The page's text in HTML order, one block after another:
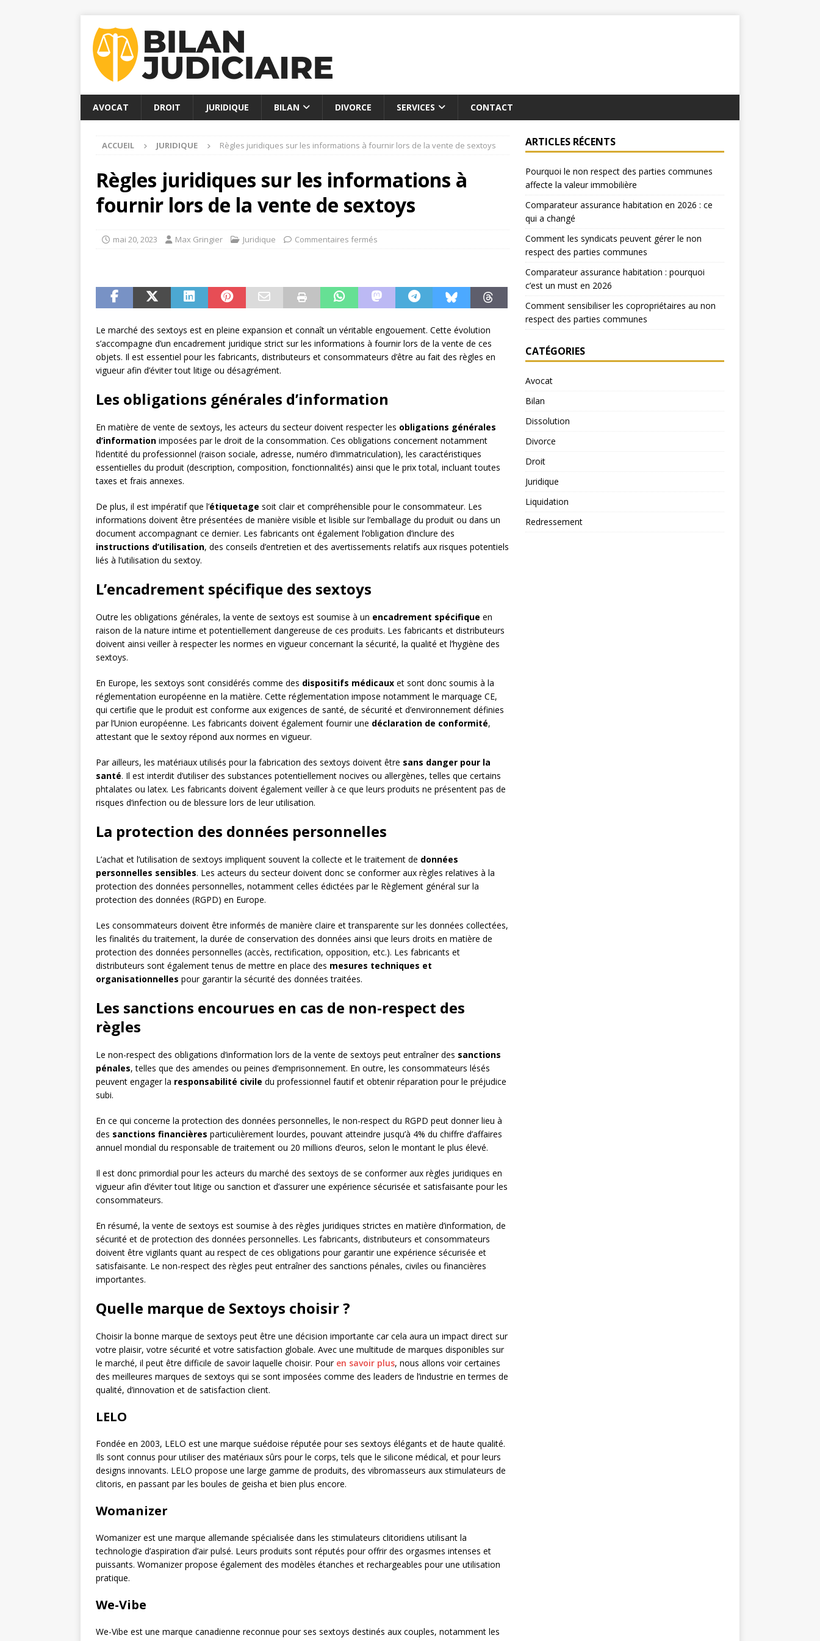
AVOCAT DROIT JURIDIQUE BILAN DIVORCE SERVICES CONTACT
ACCUEIL JURIDIQUE Règles juridiques sur les informations à fournir lors de la vente de sextoys
Règles juridiques sur les informations à
fournir lors de la vente de sextoys
mai 20, 2023 Max Gringier Juridique Commentaires fermés
Le marché des sextoys est en pleine expansion et connaît un véritable engouement. Cette évolution
s’accompagne d’un encadrement juridique strict sur les informations à fournir lors de la vente de ces
objets. Il est essentiel pour les fabricants, distributeurs et consommateurs d’être au fait des règles en
vigueur afin d’éviter tout litige ou désagrément.
Les obligations générales d’information
En matière de vente de sextoys, les acteurs du secteur doivent respecter les obligations générales
d’information imposées par le droit de la consommation. Ces obligations concernent notamment
l’identité du professionnel (raison sociale, adresse, numéro d’immatriculation), les caractéristiques
essentielles du produit (description, composition, fonctionnalités) ainsi que le prix total, incluant toutes
taxes et frais annexes.
De plus, il est impératif que l’étiquetage soit clair et compréhensible pour le consommateur. Les
informations doivent être présentées de manière visible et lisible sur l’emballage du produit ou dans un
document accompagnant ce dernier. Les fabricants ont également l’obligation d’inclure des
instructions d’utilisation, des conseils d’entretien et des avertissements relatifs aux risques potentiels
liés à l’utilisation du sextoy.
L’encadrement spécifique des sextoys
Outre les obligations générales, la vente de sextoys est soumise à un encadrement spécifique en
raison de la nature intime et potentiellement dangereuse de ces produits. Les fabricants et distributeurs
doivent ainsi veiller à respecter les normes en vigueur concernant la sécurité, la qualité et l’hygiène des
sextoys.
En Europe, les sextoys sont considérés comme des dispositifs médicaux et sont donc soumis à la
réglementation européenne en la matière. Cette réglementation impose notamment le marquage CE,
qui certifie que le produit est conforme aux exigences de santé, de sécurité et d’environnement définies
par l’Union européenne. Les fabricants doivent également fournir une déclaration de conformité,
attestant que le sextoy répond aux normes en vigueur.
Par ailleurs, les matériaux utilisés pour la fabrication des sextoys doivent être sans danger pour la
santé. Il est interdit d’utiliser des substances potentiellement nocives ou allergènes, telles que certains
phtalates ou latex. Les fabricants doivent également veiller à ce que leurs produits ne présentent pas de
risques d’infection ou de blessure lors de leur utilisation.
La protection des données personnelles
L’achat et l’utilisation de sextoys impliquent souvent la collecte et le traitement de données
personnelles sensibles. Les acteurs du secteur doivent donc se conformer aux règles relatives à la
protection des données personnelles, notamment celles édictées par le Règlement général sur la
protection des données (RGPD) en Europe.
Les consommateurs doivent être informés de manière claire et transparente sur les données collectées,
les finalités du traitement, la durée de conservation des données ainsi que leurs droits en matière de
protection des données personnelles (accès, rectification, opposition, etc.). Les fabricants et
distributeurs sont également tenus de mettre en place des mesures techniques et
organisationnelles pour garantir la sécurité des données traitées.
Les sanctions encourues en cas de non-respect des
règles
Le non-respect des obligations d’information lors de la vente de sextoys peut entraîner des sanctions
pénales, telles que des amendes ou peines d’emprisonnement. En outre, les consommateurs lésés
peuvent engager la responsabilité civile du professionnel fautif et obtenir réparation pour le préjudice
subi.
En ce qui concerne la protection des données personnelles, le non-respect du RGPD peut donner lieu à
des sanctions financières particulièrement lourdes, pouvant atteindre jusqu’à 4% du chiffre d’affaires
annuel mondial du responsable de traitement ou 20 millions d’euros, selon le montant le plus élevé.
Il est donc primordial pour les acteurs du marché des sextoys de se conformer aux règles juridiques en
vigueur afin d’éviter tout litige ou sanction et d’assurer une expérience sécurisée et satisfaisante pour les
consommateurs.
En résumé, la vente de sextoys est soumise à des règles juridiques strictes en matière d’information, de
sécurité et de protection des données personnelles. Les fabricants, distributeurs et consommateurs
doivent être vigilants quant au respect de ces obligations pour garantir une expérience sécurisée et
satisfaisante. Le non-respect des règles peut entraîner des sanctions pénales, civiles ou financières
importantes.
Quelle marque de Sextoys choisir ?
Choisir la bonne marque de sextoys peut être une décision importante car cela aura un impact direct sur
votre plaisir, votre sécurité et votre satisfaction globale. Avec une multitude de marques disponibles sur
le marché, il peut être difficile de savoir laquelle choisir. Pour en savoir plus, nous allons voir certaines
des meilleures marques de sextoys qui se sont imposées comme des leaders de l’industrie en termes de
qualité, d’innovation et de satisfaction client.
LELO
Fondée en 2003, LELO est une marque suédoise réputée pour ses sextoys élégants et de haute qualité.
Ils sont connus pour utiliser des matériaux sûrs pour le corps, tels que le silicone médical, et pour leurs
designs innovants. LELO propose une large gamme de produits, des vibromasseurs aux stimulateurs de
clitoris, en passant par les boules de geisha et bien plus encore.
Womanizer
Womanizer est une marque allemande spécialisée dans les stimulateurs clitoridiens utilisant la
technologie d’aspiration d’air pulsé. Leurs produits sont réputés pour offrir des orgasmes intenses et
puissants. Womanizer propose également des modèles étanches et rechargeables pour une utilisation
pratique.
We-Vibe
We-Vibe est une marque canadienne reconnue pour ses sextoys destinés aux couples, notamment les
ARTICLES RÉCENTS
Pourquoi le non respect des parties communes
affecte la valeur immobilière
Comparateur assurance habitation en 2026 : ce
qui a changé
Comment les syndicats peuvent gérer le non
respect des parties communes
Comparateur assurance habitation : pourquoi
c’est un must en 2026
Comment sensibiliser les copropriétaires au non
respect des parties communes
CATÉGORIES
Avocat
Bilan
Dissolution
Divorce
Droit
Juridique
Liquidation
Redressement